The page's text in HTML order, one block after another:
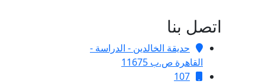
اتصل بنا
حديقة الخالدين - الدراسة -
القاهرة ص.ب 11675
107